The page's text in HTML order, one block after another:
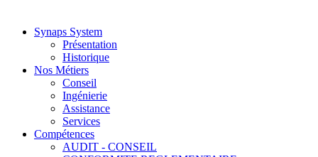
Synaps System
Présentation
Historique
Nos Métiers
Conseil
Ingénierie
Assistance
Services
Compétences
AUDIT - CONSEIL